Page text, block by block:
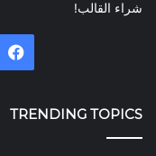
شراء القالب!
TRENDING TOPICS